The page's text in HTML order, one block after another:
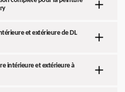
et extérieure de DL
intérieure et extérieure à